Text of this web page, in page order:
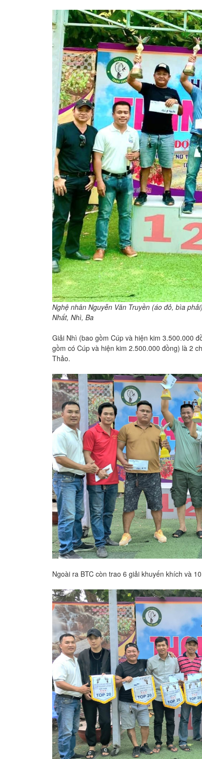
Nghệ nhân Nguyễn Văn Truyền (áo đỏ, bìa
Nhất, Nhì, Ba
Giải Nhì (bao gồm Cúp và hiện kim 3.500.000
gồm có Cúp và hiện kim 2.500.000 đồng) là 2
Thảo.
Ngoài ra BTC còn trao 6 giải khuyến khích và